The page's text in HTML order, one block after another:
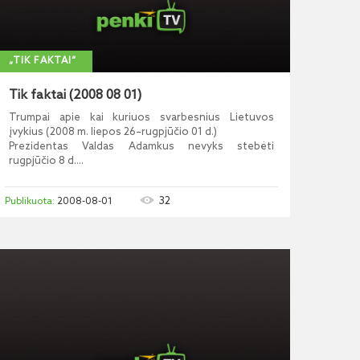
„TIK FAKTAI“
Tik faktai (2008 08 01)
Trumpai apie kai kuriuos svarbesnius Lietuvos
įvykius (2008 m. liepos 26–rugpjūčio 01 d.)
Prezidentas Valdas Adamkus nevyks stebėti
rugpjūčio 8 d....
2008-08-01 32